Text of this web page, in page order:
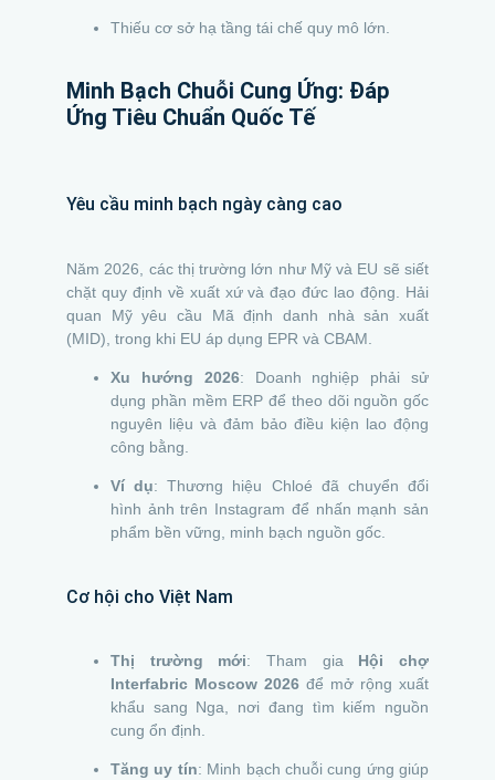
Thiếu cơ sở hạ tầng tái chế quy mô lớn.
Minh Bạch Chuỗi Cung Ứng: Đáp
Ứng Tiêu Chuẩn Quốc Tế
Yêu cầu minh bạch ngày càng cao
Năm 2026, các thị trường lớn như Mỹ và EU sẽ siết
chặt quy định về xuất xứ và đạo đức lao động. Hải
quan Mỹ yêu cầu Mã định danh nhà sản xuất
(MID), trong khi EU áp dụng EPR và CBAM.
Xu hướng 2026: Doanh nghiệp phải sử
dụng phần mềm ERP để theo dõi nguồn gốc
nguyên liệu và đảm bảo điều kiện lao động
công bằng.
Ví dụ: Thương hiệu Chloé đã chuyển đổi
hình ảnh trên Instagram để nhấn mạnh sản
phẩm bền vững, minh bạch nguồn gốc.
Cơ hội cho Việt Nam
Thị trường mới: Tham gia Hội chợ
Interfabric Moscow 2026 để mở rộng xuất
khẩu sang Nga, nơi đang tìm kiếm nguồn
cung ổn định.
Tăng uy tín: Minh bạch chuỗi cung ứng giúp